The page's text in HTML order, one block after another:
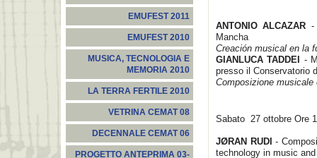
EMUFEST 2011
EMUFEST 2010
MUSICA, TECNOLOGIA E
MEMORIA 2010
LA TERRA FERTILE 2010
VETRINA CEMAT 08
DECENNALE CEMAT 06
PROGETTO ANTEPRIMA 03-
ANTONIO ALCAZAR -
Mancha
Creación musical en la
GIANLUCA TADDEI
-
presso il Conservatorio
Composizione
Sabato 27 ottobre Ore
JØRAN RUDI -
technology in music